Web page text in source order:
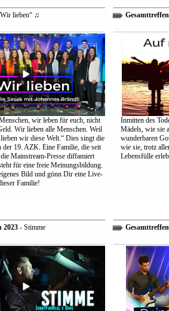
lieben“ ♫
wir leben für euch, nicht
Wir lieben alle Menschen. Weil
wir diese Welt.“ Dies singt die
der 19. AZK. Eine Familie, die seit
Mainstream-Presse diffamiert
für eine freie Meinungsbildung.
Bild und gönn Dir eine Live-
Familie!
Inmitten des
Mädels, wie sie
wunderbaren
wie sie, trotz
Lebensfülle
2023- Stimme